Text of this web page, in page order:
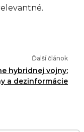
Ďalší článok
hybridnej vojny:
a dezinformácie